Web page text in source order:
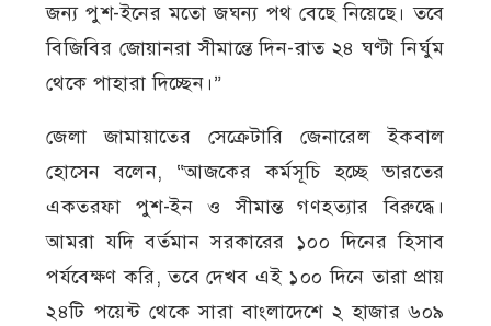
জন্য পুশ-ইনের মতো জঘন্য পথ বেছে নিয়েছে। তবে
বিজিবির জোয়ানরা সীমান্তে দিন-রাত ২৪ ঘণ্টা নির্ঘুম
থেকে পাহারা দিচ্ছেন।”
জেলা জামায়াতের সেক্রেটারি জেনারেল ইকবাল
হোসেন বলেন, “আজকের কর্মসূচি হচ্ছে ভারতের
একতরফা পুশ-ইন ও সীমান্ত গণহত্যার বিরুদ্ধে।
আমরা যদি বর্তমান সরকারের ১০০ দিনের হিসাব
পর্যবেক্ষণ করি, তবে দেখব এই ১০০ দিনে তারা প্রায়
২৪টি পয়েন্ট থেকে সারা বাংলাদেশে ২ হাজার ৬০৯